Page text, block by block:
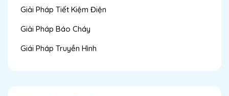
Giải Pháp Tiết Kiệm Điện
Giải Pháp Báo Cháy
Giái Pháp Truyền Hình